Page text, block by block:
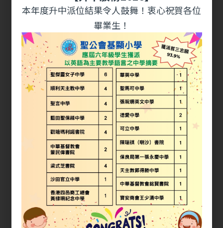
06
JUN
《2024-25 英文日 Kei Hin
Dreamland》
本年度升中派位結果令人鼓舞！衷心祝賀各位
畢業生！